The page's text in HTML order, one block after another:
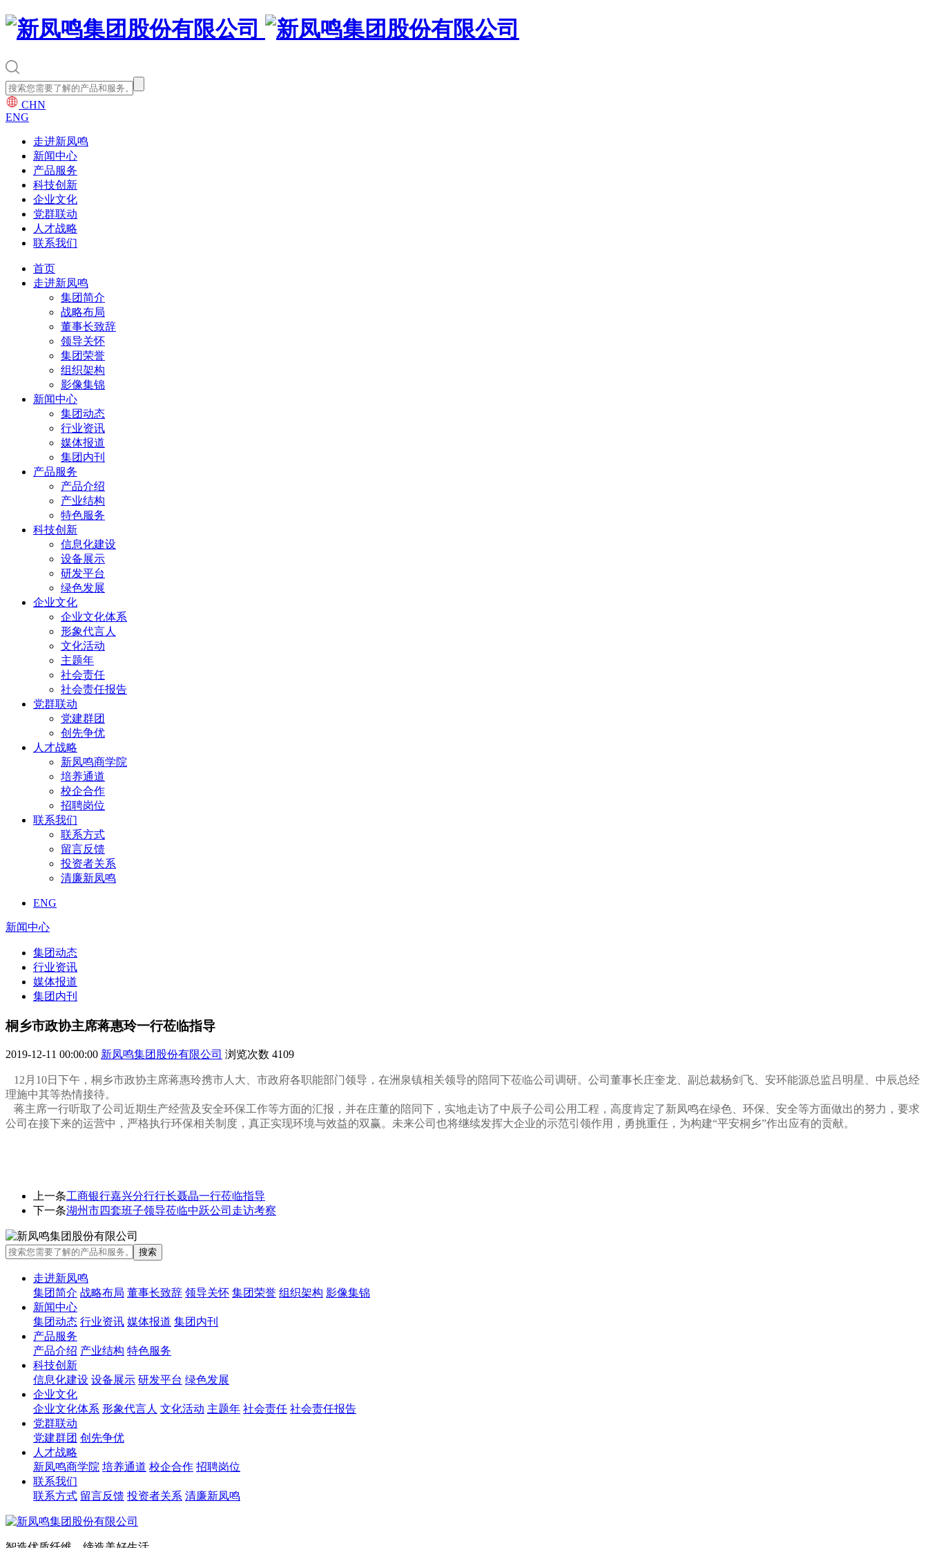
CHN
ENG
走进新凤鸣
新闻中心
产品服务
科技创新
企业文化
党群联动
人才战略
联系我们
首页
走进新凤鸣
集团简介
战略布局
董事长致辞
领导关怀
集团荣誉
组织架构
影像集锦
新闻中心
集团动态
行业资讯
媒体报道
集团内刊
产品服务
产品介绍
产业结构
特色服务
科技创新
信息化建设
设备展示
研发平台
绿色发展
企业文化
企业文化体系
形象代言人
文化活动
主题年
社会责任
社会责任报告
党群联动
党建群团
创先争优
人才战略
新凤鸣商学院
培养通道
校企合作
招聘岗位
联系我们
联系方式
留言反馈
投资者关系
清廉新凤鸣
ENG
新闻中心
集团动态
行业资讯
媒体报道
集团内刊
桐乡市政协主席蒋惠玲一行莅临指导
2019-12-11 00:00:00 新凤鸣集团股份有限公司 浏览次数 4109
12月10日下午，桐乡市政协主席蒋惠玲携市人大、市政府各职能部门领导，在洲泉镇相关领导的陪同下莅临公司调研。公司董事长庄奎龙、副总裁杨剑飞、安环能源总监吕明星、中辰总经
理施中其等热情接待。
蒋主席一行听取了公司近期生产经营及安全环保工作等方面的汇报，并在庄董的陪同下，实地走访了中辰子公司公用工程，高度肯定了新凤鸣在绿色、环保、安全等方面做出的努力，要求
公司在接下来的运营中，严格执行环保相关制度，真正实现环境与效益的双赢。未来公司也将继续发挥大企业的示范引领作用，勇挑重任，为构建“平安桐乡”作出应有的贡献。
上一条工商银行嘉兴分行行长聂晶一行莅临指导
下一条湖州市四套班子领导莅临中跃公司走访考察
走进新凤鸣
集团简介 战略布局 董事长致辞 领导关怀 集团荣誉 组织架构 影像集锦
新闻中心
集团动态 行业资讯 媒体报道 集团内刊
产品服务
产品介绍 产业结构 特色服务
科技创新
信息化建设 设备展示 研发平台 绿色发展
企业文化
企业文化体系 形象代言人 文化活动 主题年 社会责任 社会责任报告
党群联动
党建群团 创先争优
人才战略
新凤鸣商学院 培养通道 校企合作 招聘岗位
联系我们
联系方式 留言反馈 投资者关系 清廉新凤鸣